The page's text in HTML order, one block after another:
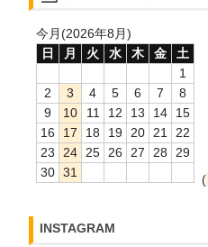
今月(2026年8月)
日
月 火 水 木 金
土
1
2
3 4 5 6 7
8
9
10 11 12 13 14
15
16
17 18 19 20 21
22
23
24 25 26 27 28
29
30 31
(
INSTAGRAM